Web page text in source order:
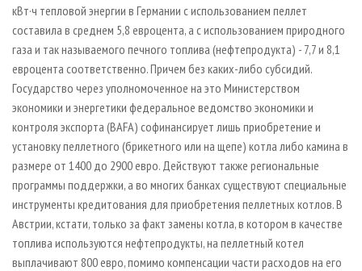
кВт·ч тепловой энергии в Германии с использованием пеллет
составила в среднем 5,8 евроцента, а с использованием природного
газа и так называемого печного топлива (нефтепродукта) - 7,7 и 8,1
евроцента соответственно. Причем без каких­-либо субсидий.
Государство через уполномоченное на это Министерством
экономики и энергетики федеральное ведомство экономики и
контроля экспорта (BAFA) софинансирует лишь приобретение и
установку пеллетного (брикетного или на щепе) котла либо камина в
размере от 1400 до 2900 евро. Действуют также региональные
программы поддержки, а во многих банках существуют специальные
инструменты кредитования для приобретения пеллетных котлов. В
Австрии, кстати, только за факт замены котла, в котором в качестве
топлива используются нефтепродукты, на пеллетный котел
выплачивают 800 евро, помимо компенсации части расходов на его